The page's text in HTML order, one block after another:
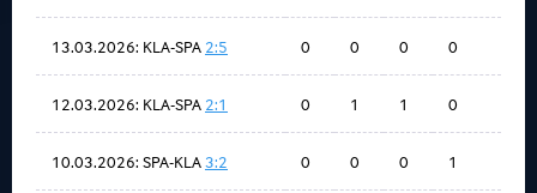
13.03.2026: KLA-SPA 2:5 0 0 0 0
12.03.2026: KLA-SPA 2:1 0 1 1 0
10.03.2026: SPA-KLA3:2 0 0 0 1